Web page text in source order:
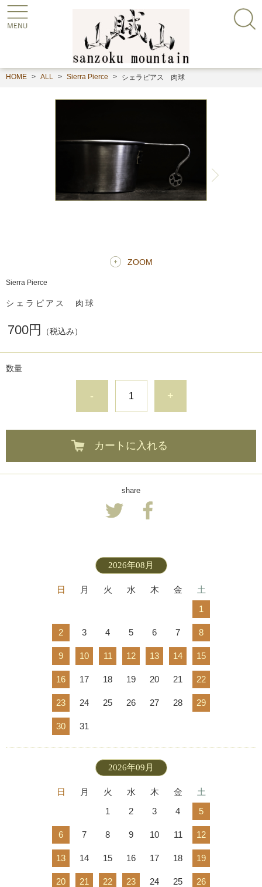
HOME ALL Sierra Pierce シェラピアス 肉球
ZOOM
Sierra Pierce
シェラピアス 肉球
700円 （税込み）
数量
- +
カートに入れる
share
2026年08月
日 月 火 水 木 金
土
1
2 3 4 5 6 7 8
9 10 11 12 13 14 15
16 17 18 19 20 21 22
23 24 25 26 27 28 29
30 31
2026年09月
日 月 火 水 木 金
土
1
2 3 4 5
6 7 8 9 10 11 12
13 14 15 16 17 18 19
20 21 22 23 24 25 26